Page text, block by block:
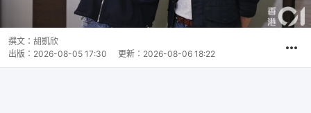
撰文： 胡凱欣
出版： 2026-08-05 17:30 更新： 2026-08-06 18:22